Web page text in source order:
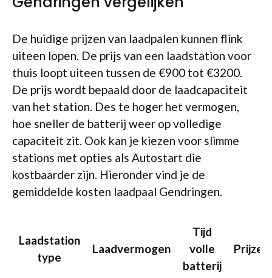
De huidige prijzen van laadpalen kunnen flink
uiteen lopen. De prijs van een laadstation voor
thuis loopt uiteen tussen de €900 tot €3200.
De prijs wordt bepaald door de laadcapaciteit
van het station. Des te hoger het vermogen,
hoe sneller de batterij weer op volledige
capaciteit zit. Ook kan je kiezen voor slimme
stations met opties als Autostart die
kostbaarder zijn. Hieronder vind je de
gemiddelde kosten laadpaal Gendringen.
Laadstation
type
Laadvermogen
Tijd
volle
batterij
Prijzen